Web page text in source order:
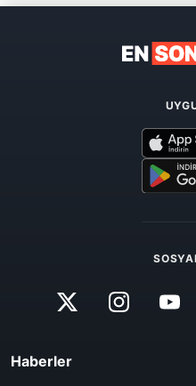
Haberler